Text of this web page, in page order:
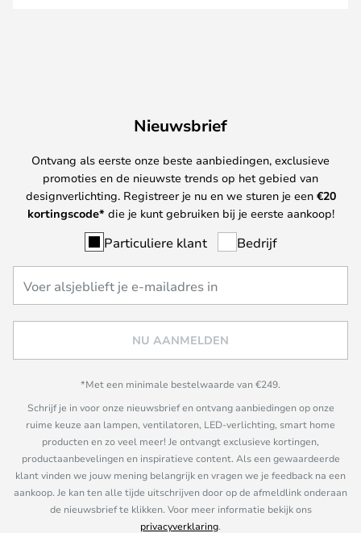
Nieuwsbrief
Ontvang als eerste onze beste aanbiedingen, exclusieve
promoties en de nieuwste trends op het gebied van
designverlichting. Registreer je nu en we sturen je een €20
kortingscode* die je kunt gebruiken bij je eerste aankoop!
Particuliere klant Bedrijf
NU AANMELDEN
*Met een minimale bestelwaarde van €249.
Schrijf je in voor onze nieuwsbrief en ontvang aanbiedingen op onze
ruime keuze aan lampen, ventilatoren, LED-verlichting, smart home
producten en zo veel meer! Je ontvangt exclusieve kortingen,
productaanbevelingen en inspiratieve content. Als een gewaardeerde
klant vinden we jouw mening belangrijk en vragen we je feedback na een
aankoop. Je kan ten alle tijde uitschrijven door op de afmeldlink onderaan
de nieuwsbrief te klikken. Voor meer informatie bekijk ons
privacyverklaring.